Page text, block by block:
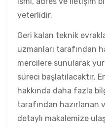
yeterlidir.
Geri kalan teknik
uzmanları tarafından
mercilere sunularak
süreci başlatılacaktır.
hakkında daha fazla
tarafından hazırlanan
detaylı makalemize